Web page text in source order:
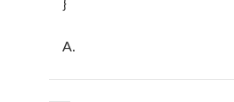
}
A.